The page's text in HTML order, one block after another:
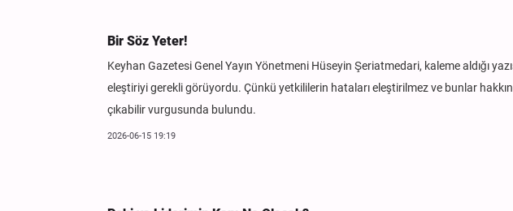
Bir Söz Yeter!
Keyhan Gazetesi Genel Yayın Yönetmeni Hüseyin Şeriatmedari, kaleme aldığı
eleştiriyi gerekli görüyordu. Çünkü yetkililerin hataları eleştirilmez ve bunlar
çıkabilir vurgusunda bulundu.
2026-06-15 19:19